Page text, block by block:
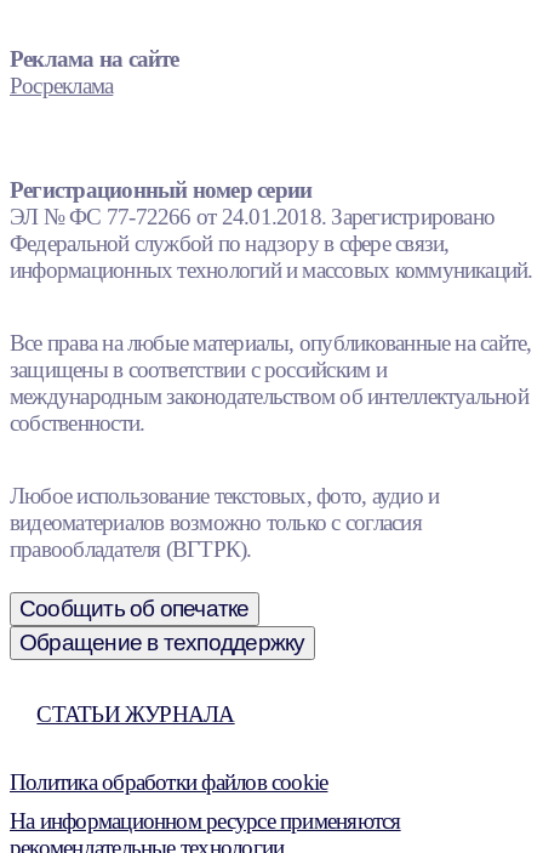
Реклама на сайте
Росреклама
Регистрационный номер серии
ЭЛ № ФС 77-72266 от 24.01.2018. Зарегистрировано
Федеральной службой по надзору в сфере связи,
информационных технологий и массовых коммуникаций.
Все права на любые материалы, опубликованные на сайте,
защищены в соответствии с российским и
международным законодательством об интеллектуальной
собственности.
Любое использование текстовых, фото, аудио и
видеоматериалов возможно только с согласия
правообладателя (ВГТРК).
Сообщить об опечатке
Обращение в техподдержку
СТАТЬИ ЖУРНАЛА
Политика обработки файлов cookie
На информационном ресурсе применяются
рекомендательные технологии